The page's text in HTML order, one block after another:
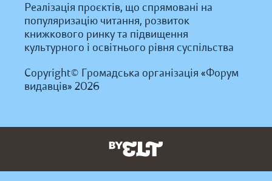
Реалізація проєктів, що спрямовані на
популяризацію читання, розвиток
книжкового ринку та підвищення
культурного і освітнього рівня суспільства
Copyright© Громадська організація «Форум
видавців» 2026